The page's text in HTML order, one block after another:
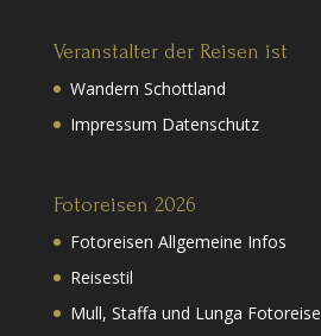
Veranstalter der Reisen ist
Wandern Schottland
Impressum Datenschutz
Fotoreisen 2026
Fotoreisen Allgemeine Infos
Reisestil
Mull, Staffa und Lunga Fotoreise